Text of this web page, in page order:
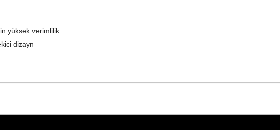
yüksek verimlilik
dizayn